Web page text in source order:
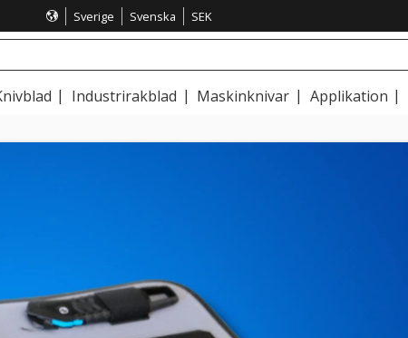
Sverige Svenska SEK
Industrirakblad Maskinknivar Applikation